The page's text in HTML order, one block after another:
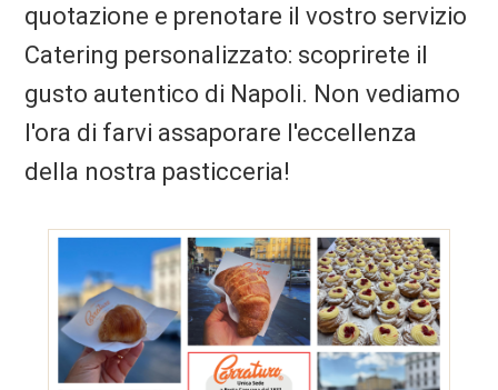
quotazione e prenotare il vostro servizio
Catering personalizzato: scoprirete il
gusto autentico di Napoli. Non vediamo
l'ora di farvi assaporare l'eccellenza
della nostra pasticceria!